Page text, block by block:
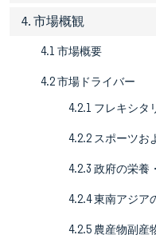
4. 市場概観
4.1 市場概要
4.2 市場ドライバー
4.2.1 フレキシタ
4.2.2 スポーツお
4.2.3 政府の栄養
4.2.4 東南アジア
4.2.5 農産物副産